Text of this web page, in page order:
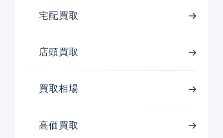
宅配買取
店頭買取
買取相場
高価買取